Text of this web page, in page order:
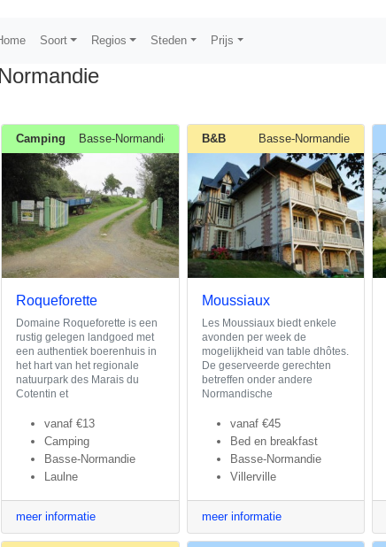
Soort Regios Steden Prijs
Camping Basse-Normandie
Roqueforette
Domaine Roqueforette is een
rustig gelegen landgoed met
een authentiek boerenhuis in
het hart van het regionale
natuurpark des Marais du
Cotentin et
vanaf€13
Camping
Basse-Normandie
Laulne
meer informatie
B&B Basse-Normandie
Moussiaux
Les Moussiaux biedt enkele
avonden per week de
mogelijkheid van table dhôtes.
De geserveerde gerechten
betreffen onder andere
Normandische
vanaf€45
Bed en breakfast
Basse-Normandie
Villerville
meer informatie